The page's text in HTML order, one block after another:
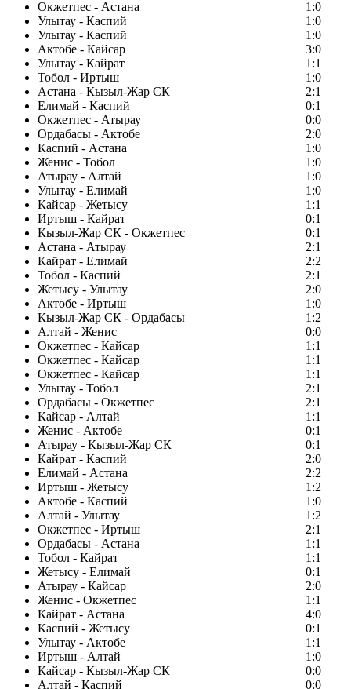
Окжетпес - Астана
1:0
Улытау - Каспий
1:0
Улытау - Каспий
1:0
Актобе - Кайсар
3:0
Улытау - Кайрат
1:1
Тобол - Иртыш
1:0
Астана - Кызыл-Жар СК
2:1
Елимай - Каспий
0:1
Окжетпес - Атырау
0:0
Ордабасы - Актобе
2:0
Каспий - Астана
1:0
Женис - Тобол
1:0
Атырау - Алтай
1:0
Улытау - Елимай
1:0
Кайсар - Жетысу
1:1
Иртыш - Кайрат
0:1
Кызыл-Жар СК - Окжетпес
0:1
Астана - Атырау
2:1
Кайрат - Елимай
2:2
Тобол - Каспий
2:1
Жетысу - Улытау
2:0
Актобе - Иртыш
1:0
Кызыл-Жар СК - Ордабасы
1:2
Алтай - Женис
0:0
Окжетпес - Кайсар
1:1
Окжетпес - Кайсар
1:1
Окжетпес - Кайсар
1:1
Улытау - Тобол
2:1
Ордабасы - Окжетпес
2:1
Кайсар - Алтай
1:1
Женис - Актобе
0:1
Атырау - Кызыл-Жар СК
0:1
Кайрат - Каспий
2:0
Елимай - Астана
2:2
Иртыш - Жетысу
1:2
Актобе - Каспий
1:0
Алтай - Улытау
1:2
Окжетпес - Иртыш
2:1
Ордабасы - Астана
1:1
Тобол - Кайрат
1:1
Жетысу - Елимай
0:1
Атырау - Кайсар
2:0
Женис - Окжетпес
1:1
Кайрат - Астана
4:0
Каспий - Жетысу
0:1
Улытау - Актобе
1:1
Иртыш - Алтай
1:0
Кайсар - Кызыл-Жар СК
0:0
Алтай - Каспий
0:0